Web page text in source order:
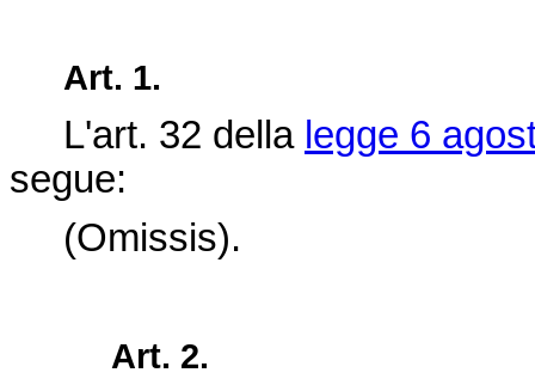
Art. 1.
L'art. 32 della legge 6
segue:
(Omissis).
Art. 2.